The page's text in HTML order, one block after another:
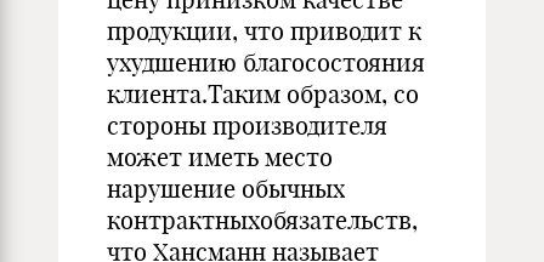
про­дукции, что приводит к
ухудшению благосостояния
кли­ента.Таким образом, со
стороны производителя
может иметь место
нарушение обычных
контрактныхобяза­тельств,
что Хансманн называет